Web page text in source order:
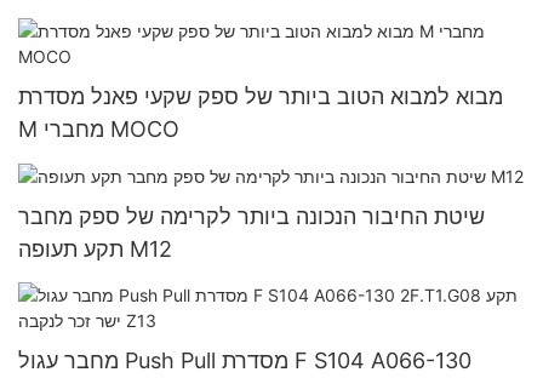
מבוא למבוא הטוב ביותר של ספק שקעי פאנל מסדרת
M מחברי MOCO
שיטת החיבור הנכונה ביותר לקרימה של ספק מחבר
תקע תעופה M12
מחבר עגול Push Pull מסדרת F S104 A066-130